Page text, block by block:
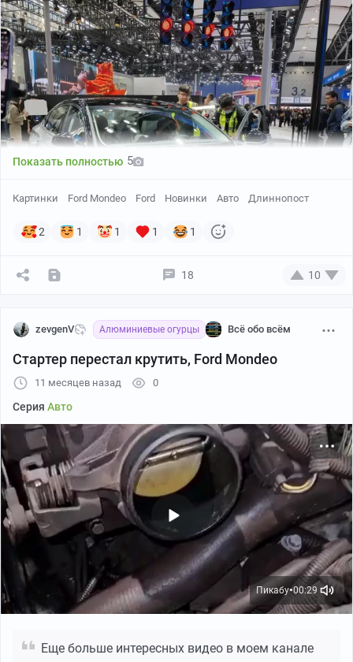
Показать полностью 5
Картинки Ford Mondeo Ford Новинки Авто Длиннопост
2 1 1 1 1
18 10
zevgenV Алюминиевые огурцы Всё обо всём
Стартер перестал крутить, Ford Mondeo
11 месяцев назад 0
Серия Авто
Пикабу●00:29
Еще больше интересных видео в моем канале